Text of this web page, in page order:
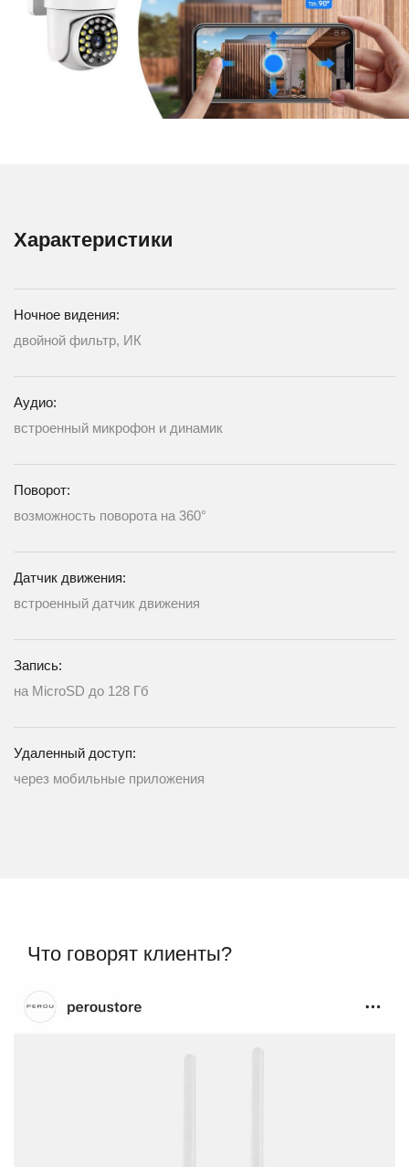
Характеристики
Ночное видения:
двойной фильтр, ИК
Аудио:
встроенный микрофон и динамик
Поворот:
возможность поворота на 360°
Датчик движения:
встроенный датчик движения
Запись:
на MicroSD до 128 Гб
Удаленный доступ:
через мобильные приложения
Что говорят клиенты?